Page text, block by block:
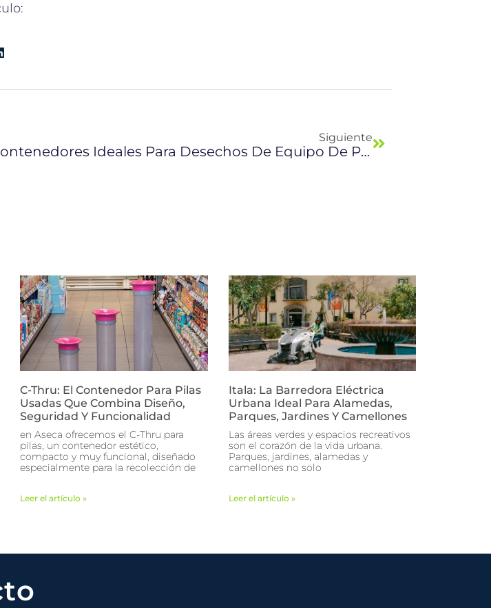
Siguiente
5 Contenedores Ideales Para Desechos De Equipo De Protección Personal Por COVID-19
C-Thru: El Contenedor Para Pilas
Usadas Que Combina Diseño,
Seguridad Y Funcionalidad
en Aseca ofrecemos el C-Thru para
pilas, un contenedor estético,
compacto y muy funcional, diseñado
especialmente para la recolección de
Leer el artículo »
Itala: La Barredora Eléctrica
Urbana Ideal Para Alamedas,
Parques, Jardines Y Camellones
Las áreas verdes y espacios recreativos
son el corazón de la vida urbana.
Parques, jardines, alamedas y
camellones no solo
Leer el artículo »